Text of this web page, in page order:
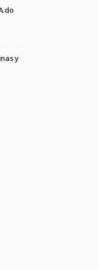
y